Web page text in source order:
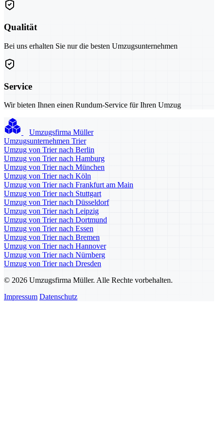
Qualität
Bei uns erhalten Sie nur die besten Umzugsunternehmen
Service
Wir bieten Ihnen einen Rundum-Service für Ihren Umzug
Umzugsfirma Müller
Umzugsunternehmen Trier
Umzug von Trier nach Berlin
Umzug von Trier nach Hamburg
Umzug von Trier nach München
Umzug von Trier nach Köln
Umzug von Trier nach Frankfurt am Main
Umzug von Trier nach Stuttgart
Umzug von Trier nach Düsseldorf
Umzug von Trier nach Leipzig
Umzug von Trier nach Dortmund
Umzug von Trier nach Essen
Umzug von Trier nach Bremen
Umzug von Trier nach Hannover
Umzug von Trier nach Nürnberg
Umzug von Trier nach Dresden
© 2026 Umzugsfirma Müller. Alle Rechte vorbehalten.
Impressum Datenschutz